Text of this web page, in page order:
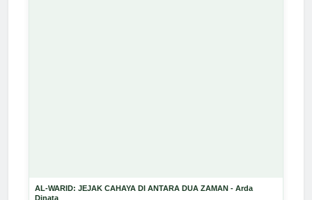
AL-WARID: JEJAK CAHAYA DI ANTARA DUA ZAMAN - Arda
Dinata